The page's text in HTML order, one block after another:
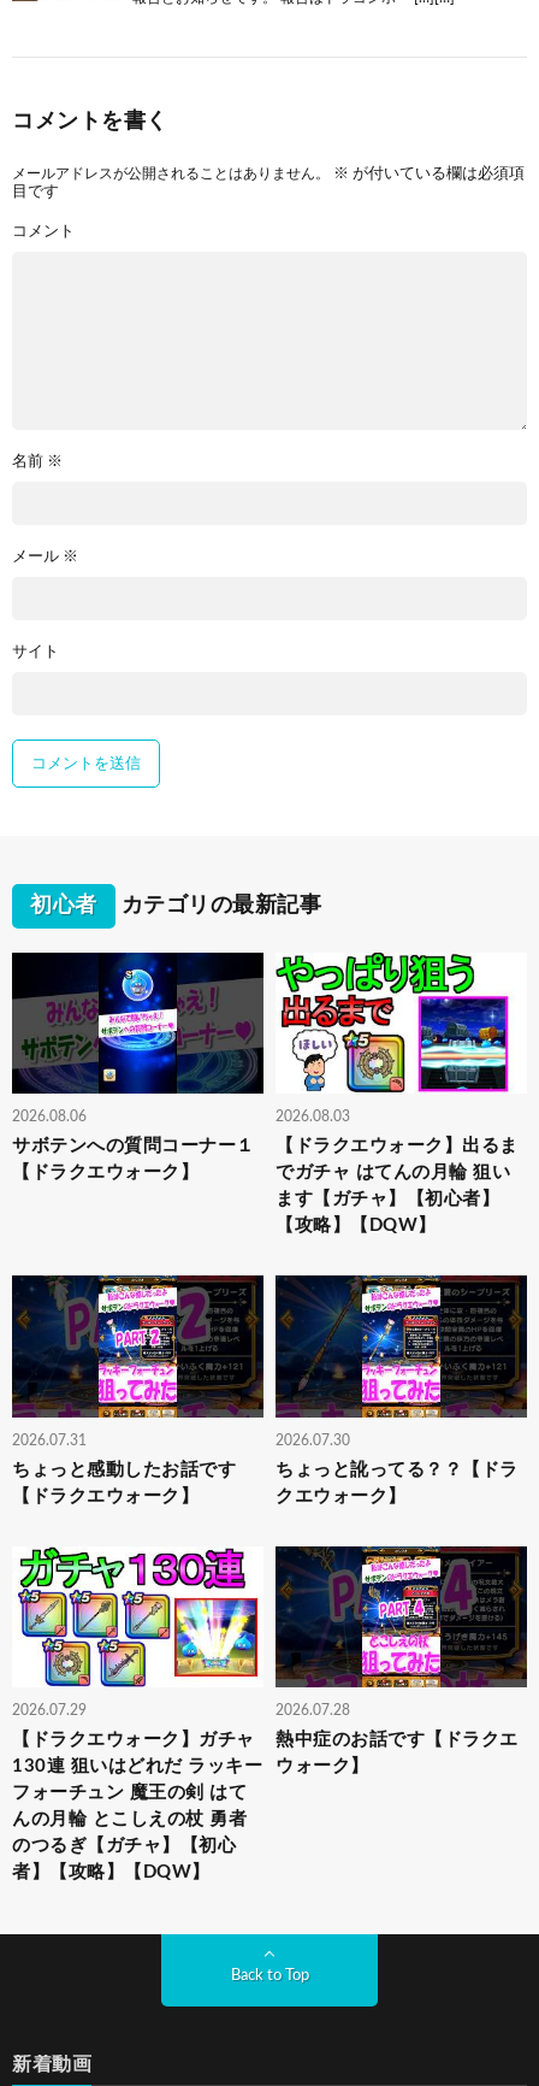
コメントを書く
メールアドレスが公開されることはありません。 ※ が付いている欄は必須項
目です
コメント
名前 ※
メール ※
サイト
初心者 カテゴリの最新記事
2026.08.06
サボテンへの質問コーナー１
【ドラクエウォーク】
2026.08.03
【ドラクエウォーク】出るま
でガチャ はてんの月輪 狙い
ます【ガチャ】【初心者】
【攻略】【DQW】
2026.07.31
ちょっと感動したお話です
【ドラクエウォーク】
2026.07.30
ちょっと訛ってる？？【ドラ
クエウォーク】
2026.07.29
【ドラクエウォーク】ガチャ
130連 狙いはどれだ ラッキー
フォーチュン 魔王の剣 はて
んの月輪 とこしえの杖 勇者
のつるぎ【ガチャ】【初心
者】【攻略】【DQW】
2026.07.28
熱中症のお話です【ドラクエ
ウォーク】
Back to Top
新着動画